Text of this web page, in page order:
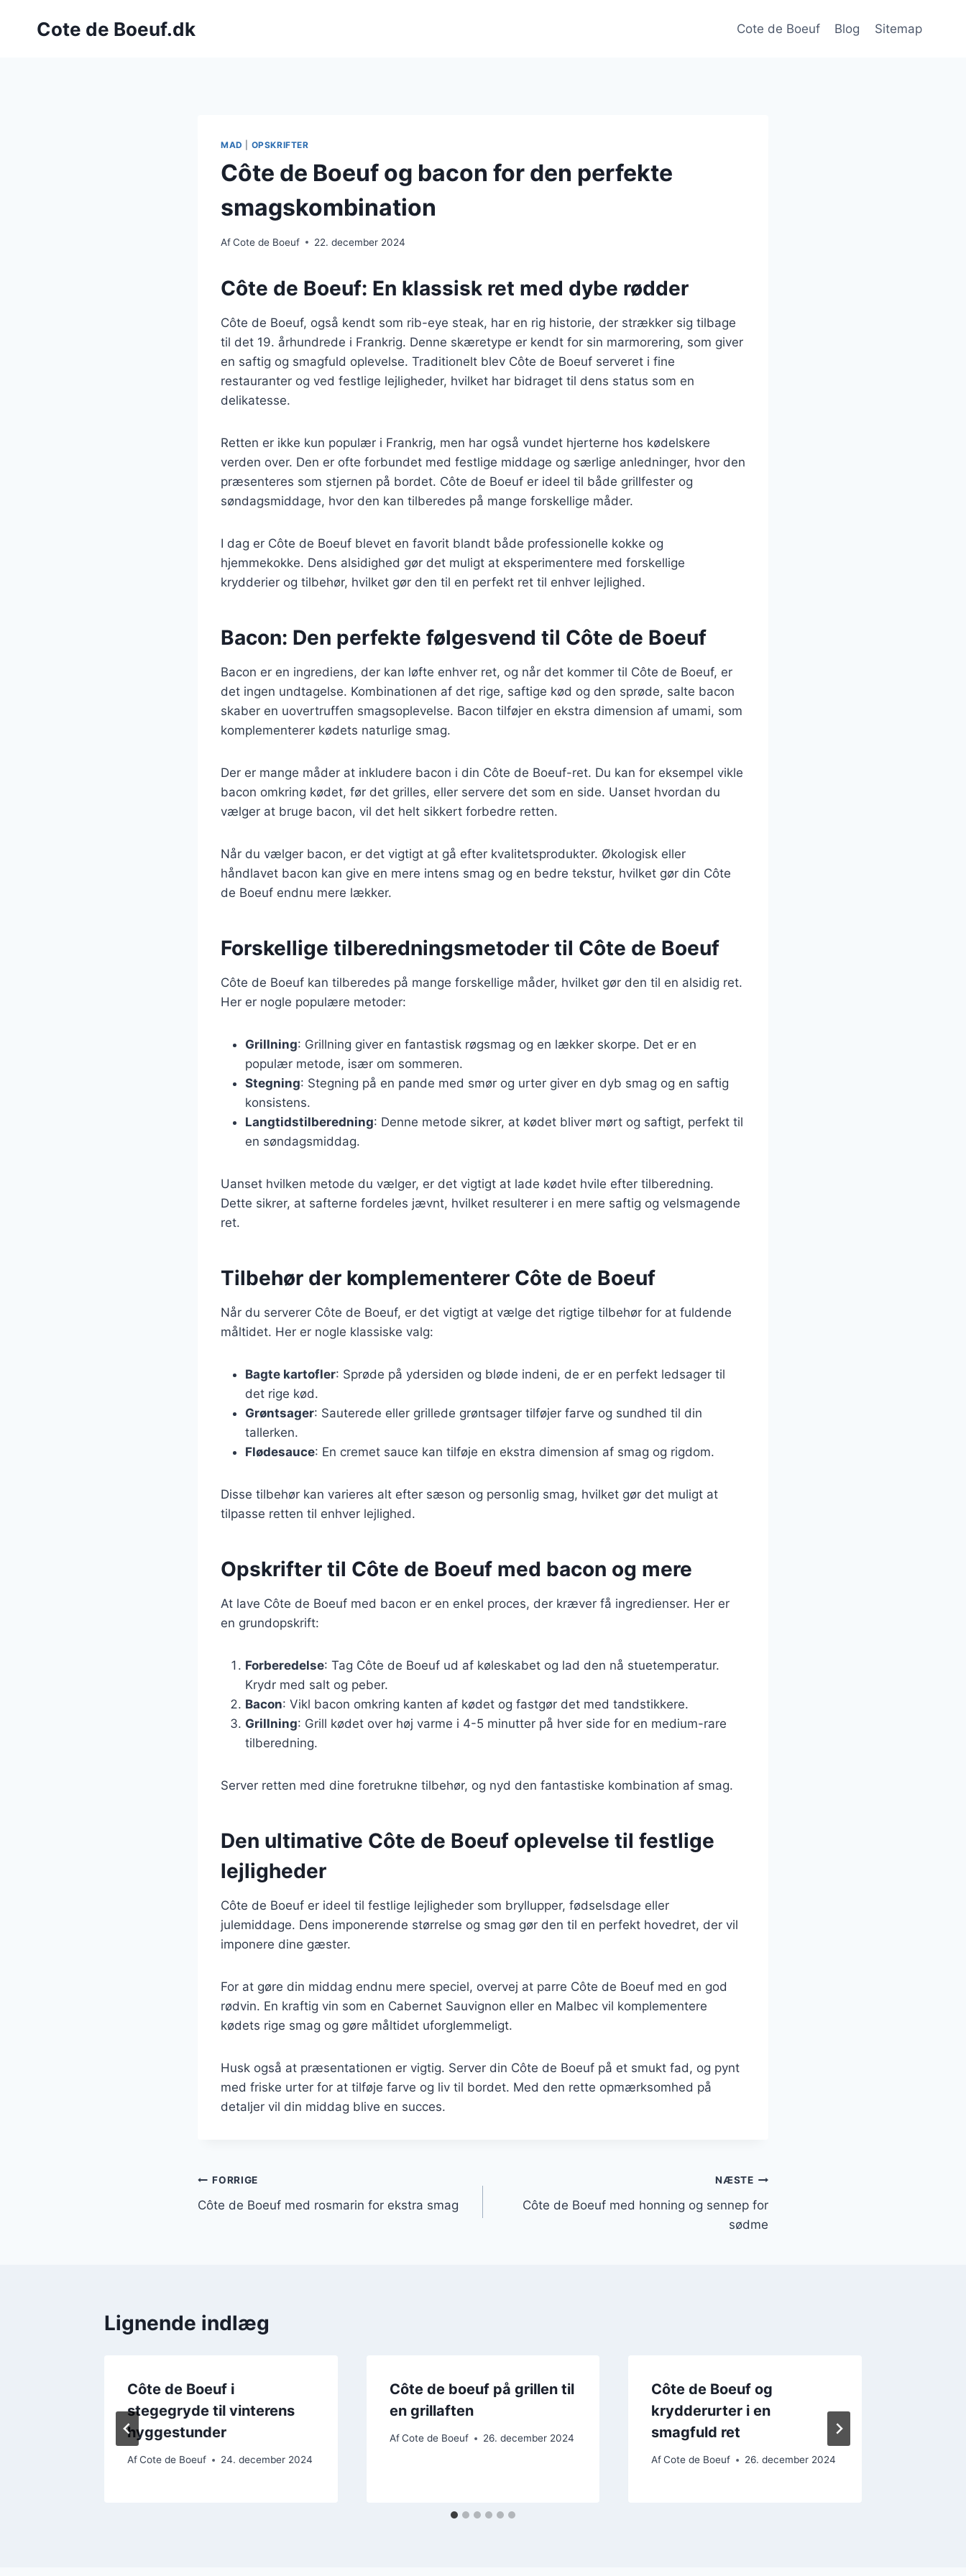
Cote de Boeuf.dk Cote de Boeuf Blog Sitemap
MAD OPSKRIFTER
Côte de Boeuf og bacon for den perfekte
smagskombination
AfCote de Boeuf 22. december 2024
Côte de Boeuf: En klassisk ret med dybe rødder
Côte de Boeuf, også kendt som rib-eye steak, har en rig historie, der strækker sig tilbage
til det 19. århundrede i Frankrig. Denne skæretype er kendt for sin marmorering, som giver
en saftig og smagfuld oplevelse. Traditionelt blev Côte de Boeuf serveret i fine
restauranter og ved festlige lejligheder, hvilket har bidraget til dens status som en
delikatesse.
Retten er ikke kun populær i Frankrig, men har også vundet hjerterne hos kødelskere
verden over. Den er ofte forbundet med festlige middage og særlige anledninger, hvor den
præsenteres som stjernen på bordet. Côte de Boeuf er ideel til både grillfester og
søndagsmiddage, hvor den kan tilberedes på mange forskellige måder.
I dag er Côte de Boeuf blevet en favorit blandt både professionelle kokke og
hjemmekokke. Dens alsidighed gør det muligt at eksperimentere med forskellige
krydderier og tilbehør, hvilket gør den til en perfekt ret til enhver lejlighed.
Bacon: Den perfekte følgesvend til Côte de Boeuf
Bacon er en ingrediens, der kan løfte enhver ret, og når det kommer til Côte de Boeuf, er
det ingen undtagelse. Kombinationen af det rige, saftige kød og den sprøde, salte bacon
skaber en uovertruffen smagsoplevelse. Bacon tilføjer en ekstra dimension af umami, som
komplementerer kødets naturlige smag.
Der er mange måder at inkludere bacon i din Côte de Boeuf-ret. Du kan for eksempel vikle
bacon omkring kødet, før det grilles, eller servere det som en side. Uanset hvordan du
vælger at bruge bacon, vil det helt sikkert forbedre retten.
Når du vælger bacon, er det vigtigt at gå efter kvalitetsprodukter. Økologisk eller
håndlavet bacon kan give en mere intens smag og en bedre tekstur, hvilket gør din Côte
de Boeuf endnu mere lækker.
Forskellige tilberedningsmetoder til Côte de Boeuf
Côte de Boeuf kan tilberedes på mange forskellige måder, hvilket gør den til en alsidig ret.
Her er nogle populære metoder:
Grillning: Grillning giver en fantastisk røgsmag og en lækker skorpe. Det er en
populær metode, især om sommeren.
Stegning: Stegning på en pande med smør og urter giver en dyb smag og en saftig
konsistens.
Langtidstilberedning: Denne metode sikrer, at kødet bliver mørt og saftigt, perfekt til
en søndagsmiddag.
Uanset hvilken metode du vælger, er det vigtigt at lade kødet hvile efter tilberedning.
Dette sikrer, at safterne fordeles jævnt, hvilket resulterer i en mere saftig og velsmagende
ret.
Tilbehør der komplementerer Côte de Boeuf
Når du serverer Côte de Boeuf, er det vigtigt at vælge det rigtige tilbehør for at fuldende
måltidet. Her er nogle klassiske valg:
Bagte kartofler: Sprøde på ydersiden og bløde indeni, de er en perfekt ledsager til
det rige kød.
Grøntsager: Sauterede eller grillede grøntsager tilføjer farve og sundhed til din
tallerken.
Flødesauce: En cremet sauce kan tilføje en ekstra dimension af smag og rigdom.
Disse tilbehør kan varieres alt efter sæson og personlig smag, hvilket gør det muligt at
tilpasse retten til enhver lejlighed.
Opskrifter til Côte de Boeuf med bacon og mere
At lave Côte de Boeuf med bacon er en enkel proces, der kræver få ingredienser. Her er
en grundopskrift:
Forberedelse: Tag Côte de Boeuf ud af køleskabet og lad den nå stuetemperatur.
Krydr med salt og peber.
Bacon: Vikl bacon omkring kanten af kødet og fastgør det med tandstikkere.
Grillning: Grill kødet over høj varme i 4-5 minutter på hver side for en medium-rare
tilberedning.
Server retten med dine foretrukne tilbehør, og nyd den fantastiske kombination af smag.
Den ultimative Côte de Boeuf oplevelse til festlige
lejligheder
Côte de Boeuf er ideel til festlige lejligheder som bryllupper, fødselsdage eller
julemiddage. Dens imponerende størrelse og smag gør den til en perfekt hovedret, der vil
imponere dine gæster.
For at gøre din middag endnu mere speciel, overvej at parre Côte de Boeuf med en god
rødvin. En kraftig vin som en Cabernet Sauvignon eller en Malbec vil komplementere
kødets rige smag og gøre måltidet uforglemmeligt.
Husk også at præsentationen er vigtig. Server din Côte de Boeuf på et smukt fad, og pynt
med friske urter for at tilføje farve og liv til bordet. Med den rette opmærksomhed på
detaljer vil din middag blive en succes.
Indlægsnavigation
FORRIGE
Côte de Boeuf med rosmarin for ekstra smag
NÆSTE
Côte de Boeuf med honning og sennep for
sødme
Lignende indlæg
Côte de Boeuf i
stegegryde til vinterens
hyggestunder
AfCote de Boeuf 24. december 2024
Côte de boeuf på grillen til
en grillaften
Af Cote de Boeuf 26. december 2024
Côte de Boeuf og
krydderurter i en
smagfuld ret
Af Cote de Boeuf 26. december 2024